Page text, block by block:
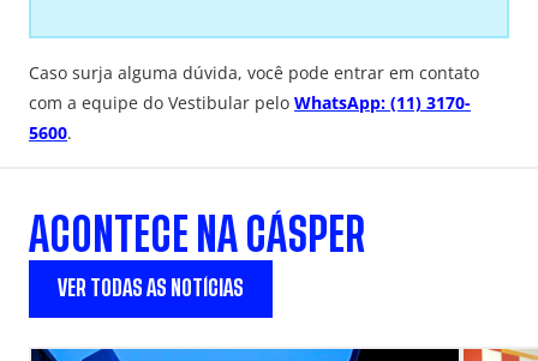
Caso surja alguma dúvida, você pode entrar em contato
com a equipe do Vestibular pelo WhatsApp: (11) 3170-
5600.
ACONTECE NA CÁSPER
VER TODAS AS NOTÍCIAS